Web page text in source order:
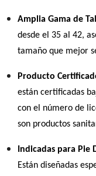
Amplia Gama de
desde el 35 al 42,
tamaño que mejor
Producto
están certificadas
con el número de
son productos
Indicadas para Pie
Están diseñadas